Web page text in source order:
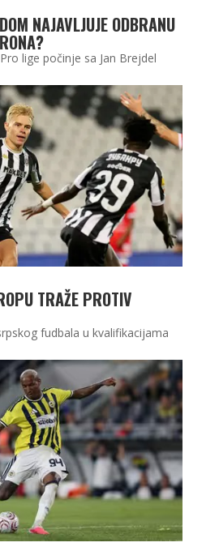
NAJAVLJUJE ODBRANU
lige počinje sa Jan Brejdel
TRAŽE PROTIV
fudbala u kvalifikacijama